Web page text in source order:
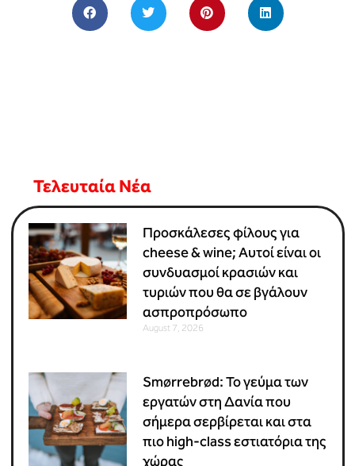
Τελευταία Νέα
Προσκάλεσες φίλους για
cheese & wine; Αυτοί είναι οι
συνδυασμοί κρασιών και
τυριών που θα σε βγάλουν
ασπροπρόσωπο
August 7, 2026
Smørrebrød: Το γεύμα των
εργατών στη Δανία που
σήμερα σερβίρεται και στα
πιο high-class εστιατόρια της
χώρας